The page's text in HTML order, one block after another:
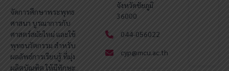
จัดการศึกษาพระพุทธ
ศาสนา บูรณาการกับ
ศาสตร์สมัยใหม่ และใช้
พุทธนวัตกรรม สำหรับ
ผลลัพธ์การเรียนรู้ ที่มุ่ง
ผลิตบัณฑิต ให้มีทักษะ
จังหวัดชัยภูมิ
36000
044-056022
cyp@mcu.ac.th